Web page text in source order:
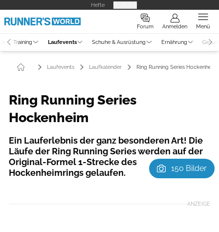
Hefte
Forum Anmelden Menü
Training Laufevents Schuhe & Ausrüstung Ernährung
Laufevents Laufkalender Ring Running Series Hockenheim
Ring Running Series
Hockenheim
Ein Lauferlebnis der ganz besonderen Art!​ Die
Läufe der Ring Running Series werden auf der
Original-Formel 1-Strecke des
Hockenheimrings gelaufen.
150 Bilder
ANZEIGE